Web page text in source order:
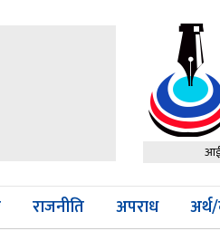
राजनीति अपराध